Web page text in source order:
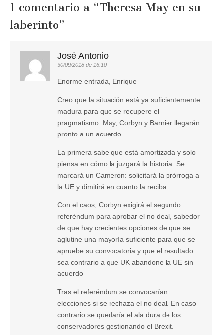
1 comentario a “Theresa May en su
laberinto”
José Antonio
30/09/2018 de 16:10
Enorme entrada, Enrique
Creo que la situación está ya suficientemente
madura para que se recupere el
pragmatismo. May, Corbyn y Barnier llegarán
pronto a un acuerdo.
La primera sabe que está amortizada y solo
piensa en cómo la juzgará la historia. Se
marcará un Cameron: solicitará la prórroga a
la UE y dimitirá en cuanto la reciba.
Con el caos, Corbyn exigirá el segundo
referéndum para aprobar el no deal, sabedor
de que hay crecientes opciones de que se
aglutine una mayoría suficiente para que se
apruebe su convocatoria y que el resultado
sea contrario a que UK abandone la UE sin
acuerdo
Tras el referéndum se convocarían
elecciones si se rechaza el no deal. En caso
contrario se quedaría el ala dura de los
conservadores gestionando el Brexit.